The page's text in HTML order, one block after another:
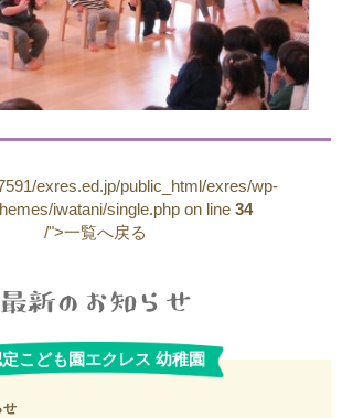
exres.ed.jp/public_html/exres/wp-
iwatani/single.php on line 34
/">一覧へ戻る
こども園エクレス 幼稚園
せ